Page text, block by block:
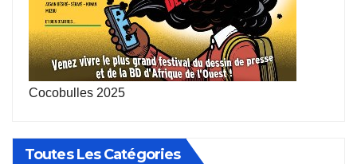
Cocobulles 2025
Toutes Les Catégories